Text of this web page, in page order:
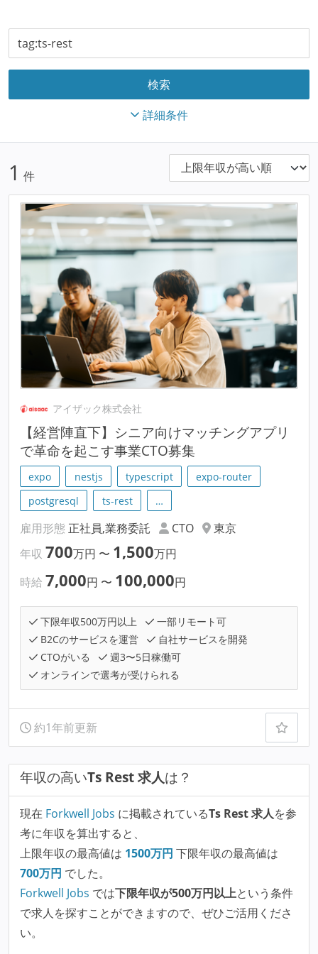
詳細条件
1 件
アイザック株式会社
【経営陣直下】シニア向けマッチングアプリ
で革命を起こす事業CTO募集
expo nestjs typescript
expo-router
postgresql
ts-rest …
雇用形態 正社員,業務委託 CTO
東京
年収 700万円 〜 1,500万円
時給 7,000円 〜 100,000円
下限年収500万円以上
一部リモート可
B2Cのサービスを運営
自社サービスを開発
CTOがいる
週3〜5日稼働可
オンラインで選考が受けられる
約1年前更新
年収の高いTs Rest 求人は？
現在 Forkwell Jobs に掲載されているTs Rest 求人を参
考に年収を算出すると、
上限年収の最高値は 1500万円 下限年収の最高値は
700万円 でした。
Forkwell Jobs では下限年収が500万円以上という条件
で求人を探すことができますので、ぜひご活用くださ
い。